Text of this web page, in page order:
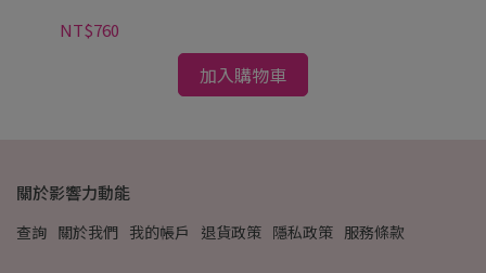
NT$760
加入購物車
關於影響力動能
查詢 關於我們 我的帳戶 退貨政策 隱私政策 服務條款